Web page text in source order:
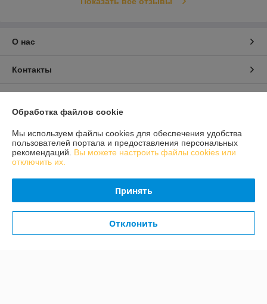
О нас
Контакты
Полная версия сайта
Политика обработки cookies
Сайт создан на платформе Deal.by
Обработка файлов cookie
Мы используем файлы cookies для обеспечения удобства
пользователей портала и предоставления персональных
рекомендаций. Вы можете настроить файлы cookies или
отключить их.
Принять
Отклонить